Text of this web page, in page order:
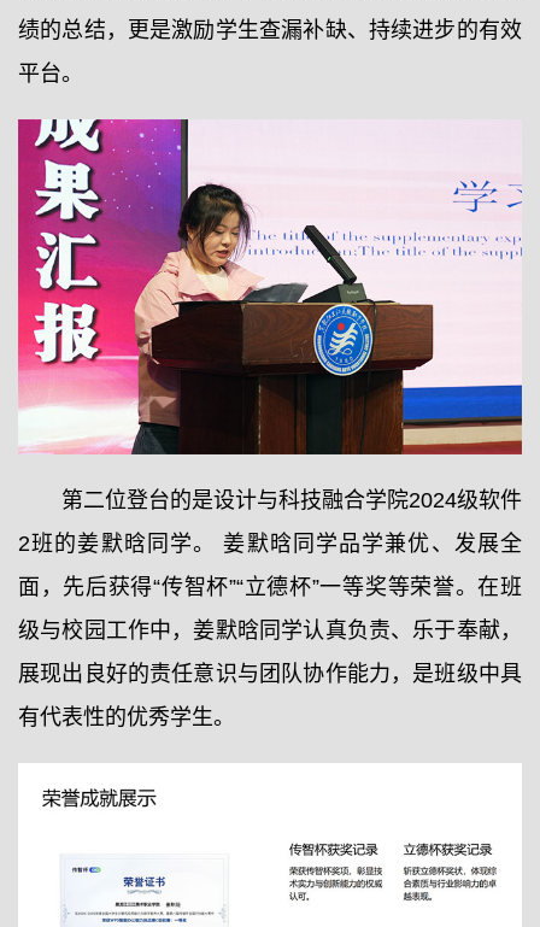
绩的总结，更是激励学生查漏补缺、持续进步的有效
平台。
第二位登台的是设计与科技融合学院2024级软件
2班的姜默晗同学。 姜默晗同学品学兼优、发展全
面，先后获得“传智杯”“立德杯”一等奖等荣誉。在班
级与校园工作中，姜默晗同学认真负责、乐于奉献，
展现出良好的责任意识与团队协作能力，是班级中具
有代表性的优秀学生。